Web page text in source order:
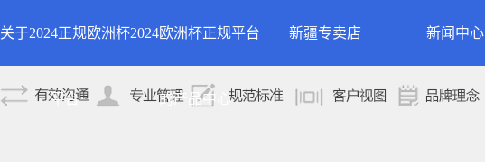
关于2024正规欧洲杯
平台
2024欧洲杯正规平台的
2024欧洲杯正规平台
的产品中心
新疆专卖店 新闻中心